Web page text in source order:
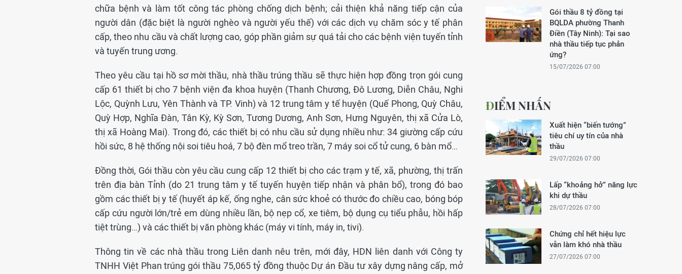
chữa bệnh và làm tốt công tác phòng chống dịch bệnh; cải thiện khả năng tiếp cận của
người dân (đặc biệt là người nghèo và người yếu thế) với các dịch vụ chăm sóc y tế phân
cấp, theo nhu cầu và chất lượng cao, góp phần giảm sự quá tải cho các bệnh viện tuyến tỉnh
và tuyến trung ương.
Theo yêu cầu tại hồ sơ mời thầu, nhà thầu trúng thầu sẽ thực hiện hợp đồng trọn gói cung
cấp 61 thiết bị cho 7 bệnh viện đa khoa huyện (Thanh Chương, Đô Lương, Diễn Châu, Nghi
Lộc, Quỳnh Lưu, Yên Thành và TP. Vinh) và 12 trung tâm y tế huyện (Quế Phong, Quỳ Châu,
Quỳ Hợp, Nghĩa Đàn, Tân Kỳ, Kỳ Sơn, Tương Dương, Anh Sơn, Hưng Nguyên, thị xã Cửa Lò,
thị xã Hoàng Mai). Trong đó, các thiết bị có nhu cầu sử dụng nhiều như: 34 giường cấp cứu
hồi sức, 8 hệ thống nội soi tiêu hoá, 7 bộ đèn mổ treo trần, 7 máy soi cổ tử cung, 6 bàn mổ…
Đồng thời, Gói thầu còn yêu cầu cung cấp 12 thiết bị cho các trạm y tế, xã, phường, thị trấn
trên địa bàn Tỉnh (do 21 trung tâm y tế tuyến huyện tiếp nhận và phân bổ), trong đó bao
gồm các thiết bị y tế (huyết áp kế, ống nghe, cân sức khoẻ có thước đo chiều cao, bóng bóp
cấp cứu người lớn/trẻ em dùng nhiều lần, bộ nẹp cổ, xe tiêm, bộ dụng cụ tiểu phẫu, hồi hấp
tiệt trùng…) và các thiết bị văn phòng khác (máy vi tính, máy in, tivi).
Thông tin về các nhà thầu trong Liên danh nêu trên, mới đây, HDN liên danh với Công ty
TNHH Việt Phan trúng gói thầu 75,065 tỷ đồng thuộc Dự án Đầu tư xây dựng nâng cấp, mở
Gói thầu 8 tỷ đồng tại
BQLDA phường Thanh
Điền (Tây Ninh): Tại sao
nhà thầu tiếp tục phản
ứng?
15/07/2026 07:00
ĐIỂM NHẤN
Xuất hiện “biến tướng”
tiêu chí uy tín của nhà
thầu
29/07/2026 07:00
Lấp “khoảng hở” năng lực
khi dự thầu
28/07/2026 07:00
Chứng chỉ hết hiệu lực
vẫn làm khó nhà thầu
27/07/2026 07:00